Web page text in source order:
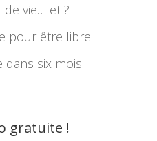
vie… et ?
pour être libre
dans six mois
gratuite !